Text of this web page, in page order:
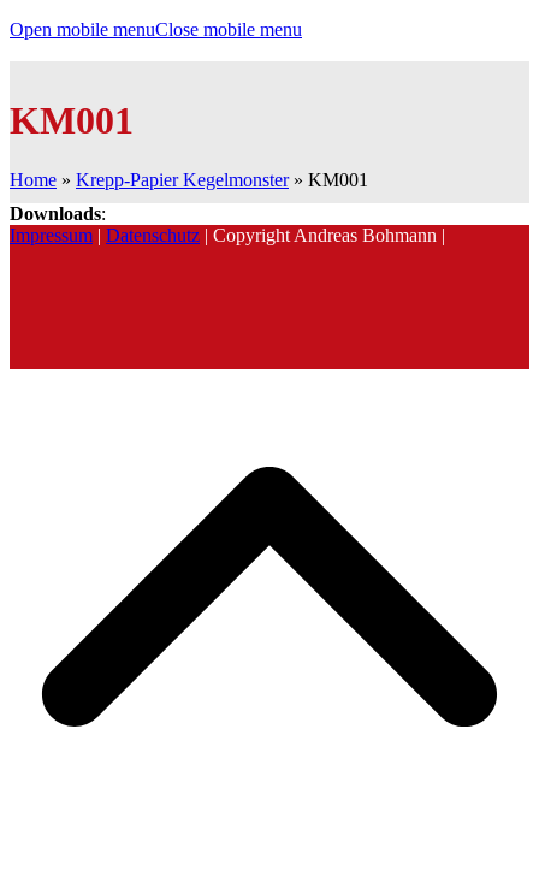
Open mobile menuClose mobile menu
KM001
Home » Krepp-Papier Kegelmonster» KM001
Downloads:
Impressum | Datenschutz | Copyright Andreas Bohmann |